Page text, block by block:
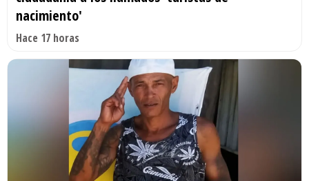
nacimiento'
Hace 17 horas